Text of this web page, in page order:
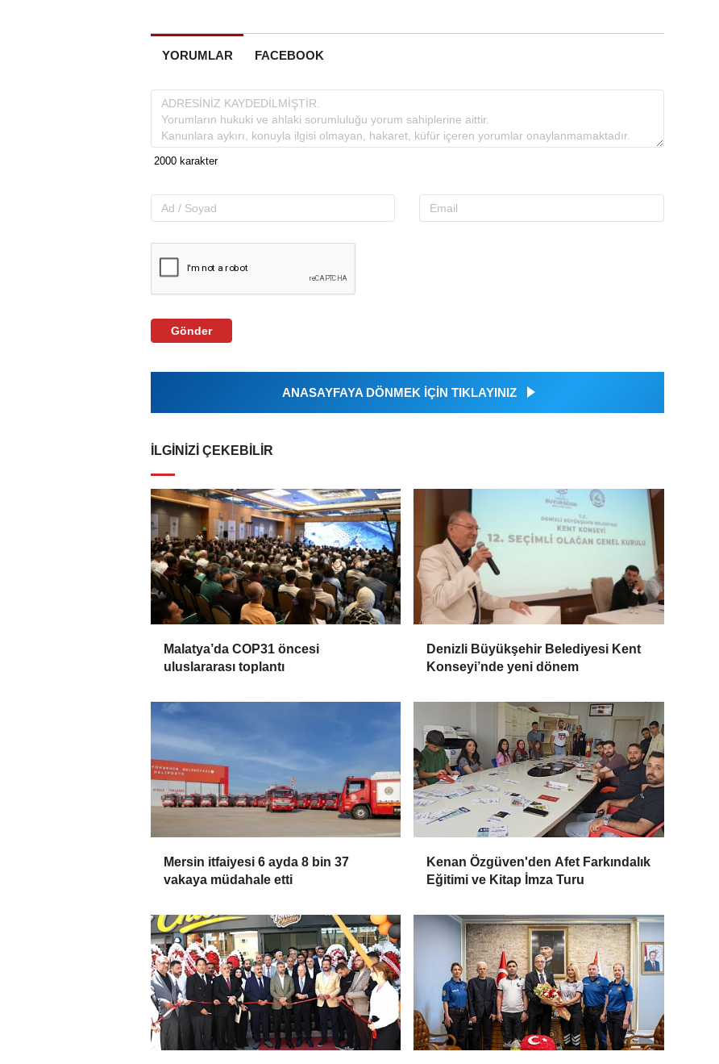
YORUMLAR FACEBOOK
Gönder
ANASAYFAYA DÖNMEK İÇİN TIKLAYINIZ
İLGINIZI ÇEKEBILIR
Malatya’da COP31 öncesi
uluslararası toplantı
Denizli Büyükşehir Belediyesi Kent
Konseyi’nde yeni dönem
Mersin itfaiyesi 6 ayda 8 bin 37
vakaya müdahale etti
Kenan Özgüven'den Afet Farkındalık
Eğitimi ve Kitap İmza Turu